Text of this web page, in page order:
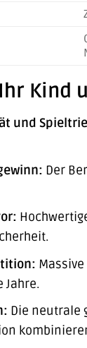
Kind
und
Der
Jahre.
Die neutrale